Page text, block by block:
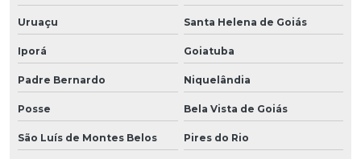
Uruaçu Santa Helena de Goiás
Iporá Goiatuba
Padre Bernardo Niquelândia
Posse Bela Vista de Goiás
São Luís de Montes Belos Pires do Rio